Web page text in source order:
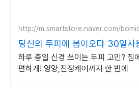
http://m.smartstore.naver.com/
당신의 두피에 봄이오다 30일사
불보장
하루 종일 신경 쓰이는 두피 고민? 집
편하게! 영양,진정케어까지 한 번에